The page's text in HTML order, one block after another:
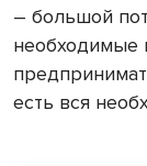
– большой
необходимые
есть вся